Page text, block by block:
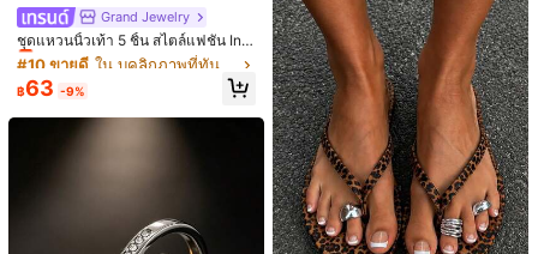
วเท้าดีไซน์มินิมอล, ทางเลือกที่ดีที่สุดสำ
หรับวันหยุดพักผ่อนที่ชายหาด
฿27 -7%
1 ชิ้น แหวนเปิดนิ้วเท้า, ประดับเพชรคิว
บิกเซอร์โคเนีย, เครื่องประดับมินิมอลสำ
หรับผู้หญิงสำหรับวันหยุดพักผ่อนที่ชาย
หาด, สามารถสวมเป็นแหวนนิ้วเท้าหรือ
กำไลได้, แพ้ง่าย
฿34 -13%
Grand Jewelry
ชุดแหวนนิ้วเท้า 5 ชิ้น สไตล์แฟชั่น Ins
เรโทร ลายเรขาคณิต สีสันสดใส ประดับ
อัญมณี แบบเปิดนิ้วเท้า สไตล์ฝรั่งเศสเฉ
พาะตัว ขัดเงาโลหะ หินตาเสือ
#10 ขายดี
เหลือแค่5ชิ้น
#10 ขายดี
เหลือแค่5ชิ้น
#10 ขายดี
เหลือแค่5ชิ้น
#10 ขายดี ใน บุคลิกภาพที่ทันสมัย เครื่องประดับเท้าผู้หญิง
เหลือแค่5ชิ้น
฿63 -9%